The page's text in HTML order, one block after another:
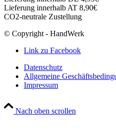
Lieferung innerhalb AT 8,90€
CO2-neutrale Zustellung
© Copyright - HandWerk
Link zu Facebook
Datenschutz
Allgemeine
Impressum
Nach oben scrollen